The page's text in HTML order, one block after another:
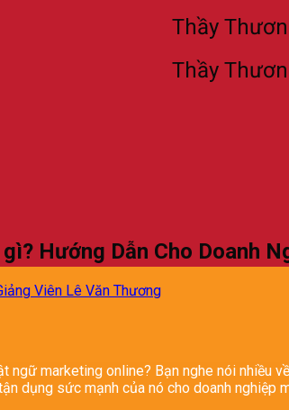
Thầy Thương
Thầy Thương
Hướng Dẫn Cho Doanh
Viên Lê Văn Thương
ngữ marketing online? Bạn nghe nói
dụng sức mạnh của nó cho doanh nghiệp